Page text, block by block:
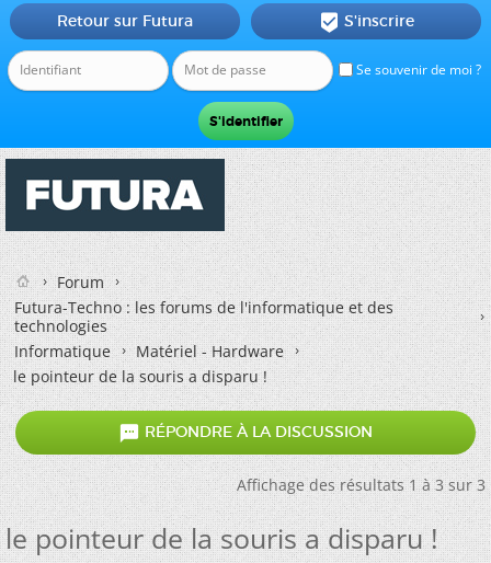
Se souvenir de moi ?
Retour sur Futura  S'inscrire
Forum
Futura-Techno : les forums de l'informatique et des
technologies
Informatique
Matériel - Hardware
le pointeur de la souris a disparu !
 RÉPONDRE À LA DISCUSSION
Affichage des résultats 1 à 3 sur 3
le pointeur de la souris a disparu !